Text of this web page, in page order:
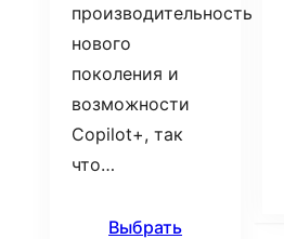
производительность
нового
поколения и
возможности
Copilot+, так
что…
Выбрать